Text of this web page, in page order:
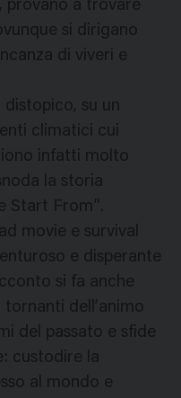
provano a trovare
si dirigano
di viveri e
su un
climatici cui
infatti molto
la storia
Start From”.
movie e survival
e disperante
si fa anche
dell’animo
del passato e sfide
custodire la
al mondo e